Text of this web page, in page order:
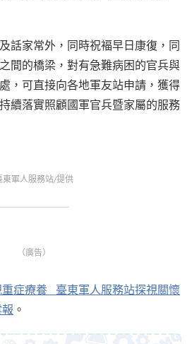
話家常外，同時祝褔早日康復，同
間的橋梁，對有急難病困的官兵與
，可直接向各地軍友站申請，獲得
續落實照顧國軍官兵暨家屬的服務
東軍人服務站/提供
（廣告）
重症療養 臺東軍人服務站探視關懷
。